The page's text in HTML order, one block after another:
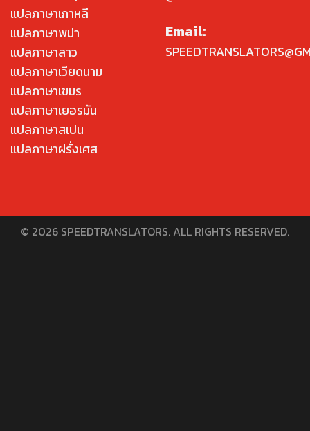
แปลภาษาเกาหลี
แปลภาษาพม่า
แปลภาษาลาว
แปลภาษาเวียดนาม
แปลภาษาเขมร
แปลภาษาเยอรมัน
แปลภาษาสเปน
แปลภาษาฝรั่งเศส
Email:
© 2026 SPEEDTRANSLATORS. ALL RIGHTS RESERVED.